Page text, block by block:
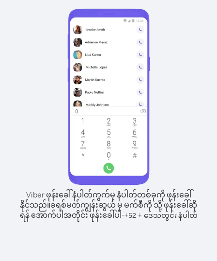
Viber ဖုန်းခေါ်နံပါတ်ကွက်မှ နံပါတ်တစ်ခုကို ဖုန်းခေါ်
နိုင်သည်။ခရစ်မတ်ကျွန်းဆွယ် မှ မက်စီကို သို့ ဖုန်းခေါ်ဆို
ရန် အောက်ပါအတိုင်း ဖုန်းခေါ်ပါ-+52+ ဒေသတွင်း နံပါတ်